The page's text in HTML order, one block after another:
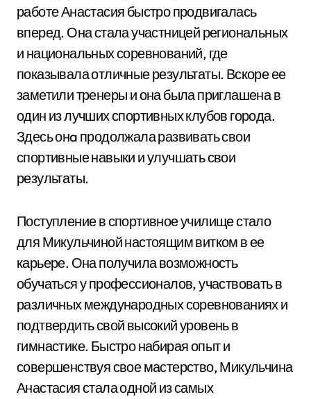
работе Анастасия быстро продвигалась
вперед. Она стала участницей региональных
и национальных соревнований, где
показывала отличные результаты. Вскоре ее
заметили тренеры и она была приглашена в
один из лучших спортивных клубов города.
Здесь онa продолжала развивать свои
спортивные навыки и улучшать свои
результаты.
Поступление в спортивное училище стало
для Микульчиной настоящим витком в ее
карьере. Она получила возможность
обучаться у профессионалов, участвовать в
различных международных соревнованиях и
подтвердить свой высокий уровень в
гимнастике. Быстро набирая опыт и
совершенствуя свое мастерство, Микульчина
Анастасия стала одной из самых